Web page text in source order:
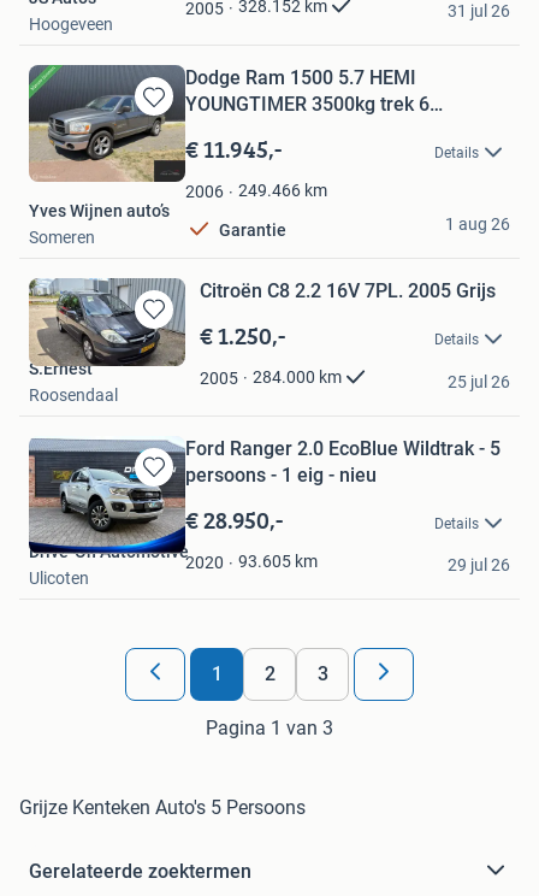
2005 328.152 km
Hoogeveen
31 jul 26
Bewaren
in
Mijn
Favorieten
Dodge Ram 1500 5.7 HEMI
YOUNGTIMER 3500kg trek 6
€ 11.945,- Details
2006 249.466 km
Garantie
Yves Wijnen auto’s
Someren
1 aug 26
Bewaren
in
Citroën C8 2.2 16V 7PL. 2005 Grijs
€ 1.250,- Details
2005 284.000 km
S.Ernest
Roosendaal
25 jul 26
Bewaren
in
Mijn
Favorieten
Ford Ranger 2.0 EcoBlue Wildtrak - 5
persoons - 1 eig - nieu
€ 28.950,- Details
2020 93.605 km
Drive-On Automotive
Ulicoten
29 jul 26
1 2 3
Pagina 1 van 3
Grijze Kenteken Auto's 5 Persoons
Gerelateerde zoektermen